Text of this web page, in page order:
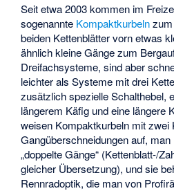
Seit etwa 2003 kommen im
sogenannte Kompaktkurbeln
beiden Kettenblätter vorn etwas
ähnlich kleine Gänge zum
Dreifachsysteme, sind aber
leichter als Systeme mit drei
zusätzlich spezielle Schalthebel,
längerem Käfig und eine längere
weisen Kompaktkurbeln mit zwei
Gangüberschneidungen auf,
„doppelte Gänge“ (Kettenblatt-/
gleicher Übersetzung), und sie
Rennradoptik, die man von